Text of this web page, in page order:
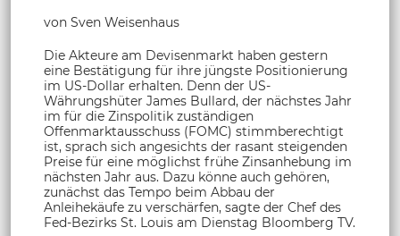
von Sven Weisenhaus
Die Akteure am Devisenmarkt haben gestern
eine Bestätigung für ihre jüngste Positionierung
im US-Dollar erhalten. Denn der US-
Währungshüter James Bullard, der nächstes Jahr
im für die Zinspolitik zuständigen
Offenmarktausschuss (FOMC) stimmberechtigt
ist, sprach sich angesichts der rasant steigenden
Preise für eine möglichst frühe Zinsanhebung im
nächsten Jahr aus. Dazu könne auch gehören,
zunächst das Tempo beim Abbau der
Anleihekäufe zu verschärfen, sagte der Chef des
Fed-Bezirks St. Louis am Dienstag Bloomberg TV.